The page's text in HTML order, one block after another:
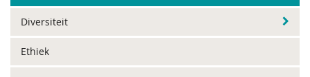
Diversiteit
Ethiek